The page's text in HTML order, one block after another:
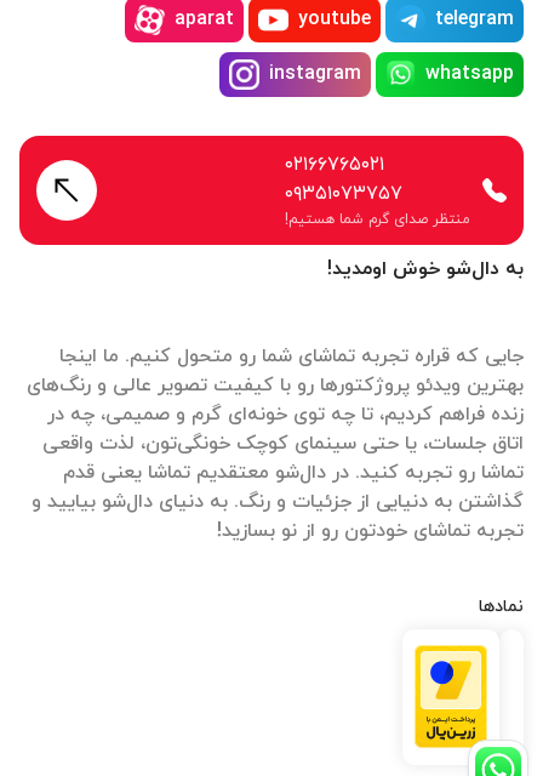
به دال‌شو خوش اومدید!
جایی که قراره تجربه تماشای شما رو متحول کنیم. ما اینجا
بهترین ویدئو پروژکتورها رو با کیفیت تصویر عالی و رنگ‌های
زنده فراهم کردیم، تا چه توی خونه‌ای گرم و صمیمی، چه در
اتاق جلسات، یا حتی سینمای کوچک خونگی‌تون، لذت واقعی
تماشا رو تجربه کنید. در دال‌شو معتقدیم تماشا یعنی قدم
گذاشتن به دنیایی از جزئیات و رنگ. به دنیای دال‌شو بیایید و
تجربه تماشای خودتون رو از نو بسازید!
نمادها
telegram
youtube
aparat
whatsapp
instagram
۰۲۱۶۶۷۶۵۰۲۱
۰۹۳۵۱۰۷۳۷۵۷
منتظر صدای گرم شما هستیم!